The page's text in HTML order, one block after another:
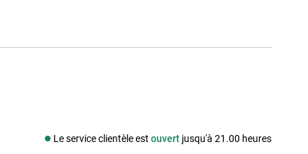
Le service clientèle est ouvert jusqu'à 21.00 heures
Média social